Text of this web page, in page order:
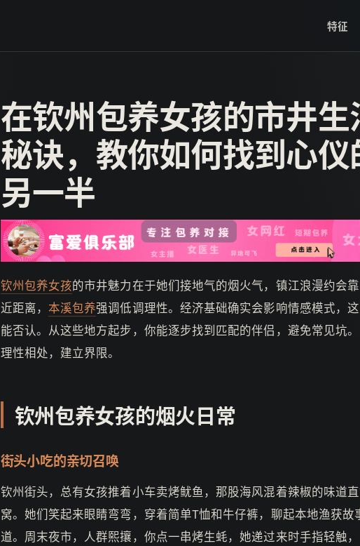
特征
在钦州包养女孩的市井生
秘诀，教你如何找到心仪
另一半
钦州包养女孩的市井魅力在于她们接地气的烟火气，镇江浪漫约会
近距离， 本溪包养强调低调理性。经济基础确实会影响情感模式，
能否认。从这些地方起步，你能逐步找到匹配的伴侣，避免常见坑
理性相处，建立界限。
钦州包养女孩的烟火日常
街头小吃的亲切召唤
钦州街头，总有女孩推着小车卖烤鱿鱼，那股海风混着辣椒的味道
窝。她们笑起来眼睛弯弯，穿着简单T恤和牛仔裤，聊起本地渔获故
道。周末夜市，人群熙攘，你点一串烤生蚝，她递过来时手指轻触